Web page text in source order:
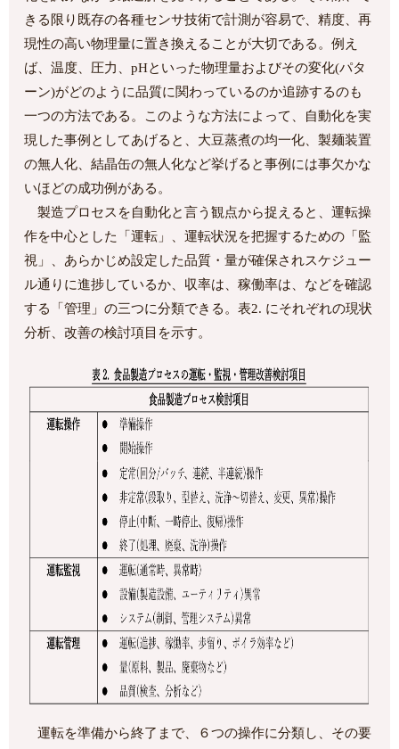
きる限り既存の各種センサ技術で計測が容易で、精度、再
現性の高い物理量に置き換えることが大切である。例え
ば、温度、圧力、pHといった物理量およびその変化(パタ
ーン)がどのように品質に関わっているのか追跡するのも
一つの方法である。このような方法によって、自動化を実
現した事例としてあげると、大豆蒸煮の均一化、製麺装置
の無人化、結晶缶の無人化など挙げると事例には事欠かな
いほどの成功例がある。
製造プロセスを自動化と言う観点から捉えると、運転操
作を中心とした「運転」、運転状況を把握するための「監
視」、あらかじめ設定した品質・量が確保されスケジュー
ル通りに進捗しているか、収率は、稼働率は、などを確認
する「管理」の三つに分類できる。表2. にそれぞれの現状
分析、改善の検討項目を示す。
運転を準備から終了まで、６つの操作に分類し、その要